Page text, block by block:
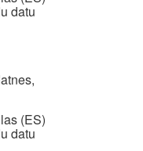
datu
(ES)
datu